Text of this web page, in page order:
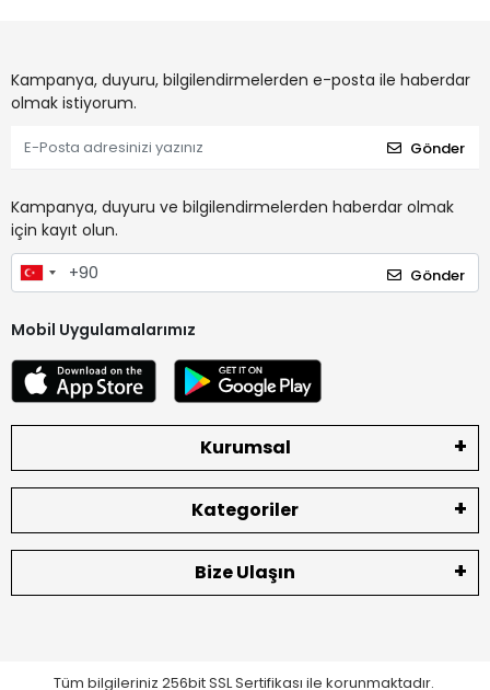
Kampanya, duyuru, bilgilendirmelerden e-posta ile haberdar
olmak istiyorum.
Gönder
Kampanya, duyuru ve bilgilendirmelerden haberdar olmak
için kayıt olun.
Gönder
Mobil Uygulamalarımız
Kurumsal
Kategoriler
Bize Ulaşın
Tüm bilgileriniz 256bit SSL Sertifikası ile korunmaktadır.